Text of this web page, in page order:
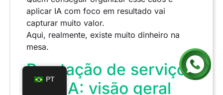
aplicar IA com foco em resultado vai
capturar muito valor.
Aqui, realmente, existe muito dinheiro na
mesa.
Prestação de serviços
com IA: visão geral
PT